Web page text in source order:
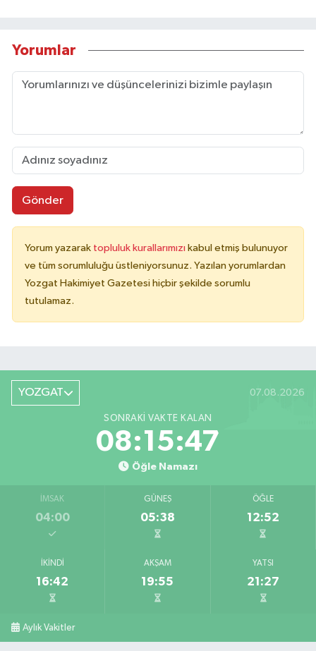
Yorumlar
Gönder
Yorum yazarak topluluk kurallarımızı kabul etmiş bulunuyor
ve tüm sorumluluğu üstleniyorsunuz. Yazılan yorumlardan
Yozgat Hakimiyet Gazetesi hiçbir şekilde sorumlu
tutulamaz.
YOZGAT 07.08.2026
SONRAKI VAKTE KALAN
08:15:47
Öğle Namazı
İMSAK
04:00
GÜNEŞ
05:38
ÖĞLE
12:52
İKINDI
16:42
AKŞAM
19:55
YATSI
21:27
Aylık Vakitler